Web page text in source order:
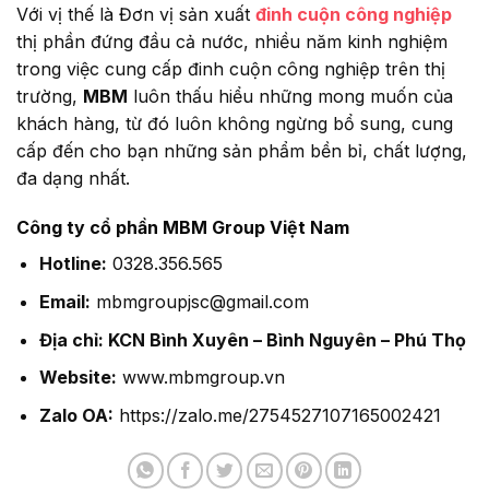
Với vị thế là Đơn vị sản xuất đinh cuộn công nghiệp
thị phần đứng đầu cả nước, nhiều năm kinh nghiệm
trong việc cung cấp đinh cuộn công nghiệp trên thị
trường, MBM luôn thấu hiểu những mong muốn của
khách hàng, từ đó luôn không ngừng bổ sung, cung
cấp đến cho bạn những sản phẩm bền bỉ, chất lượng,
đa dạng nhất.
Công ty cổ phần MBM Group Việt Nam
Hotline: 0328.356.565
Email: mbmgroupjsc@gmail.com
Địa chỉ: KCN Bình Xuyên – Bình Nguyên – Phú Thọ
Website: www.mbmgroup.vn
Zalo OA: https://zalo.me/2754527107165002421